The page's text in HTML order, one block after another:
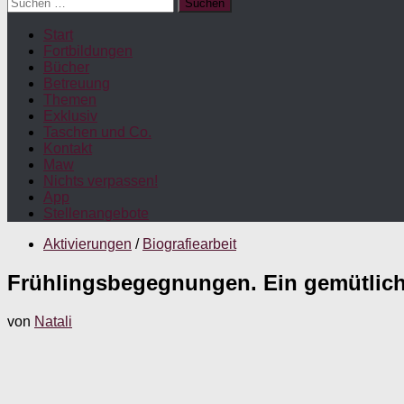
nach:
Start
Fortbildungen
Bücher
Betreuung
Themen
Exklusiv
Taschen und Co.
Kontakt
Maw
Nichts verpassen!
App
Stellenangebote
Aktivierungen / Biografiearbeit
Frühlingsbegegnungen. Ein
von Natali